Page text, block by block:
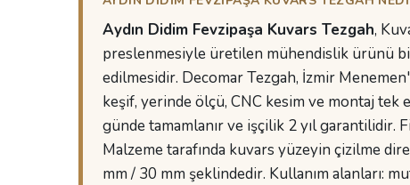
Aydın Didim Fevzipaşa Kuvars Tezgah,
preslenmesiyle üretilen mühendislik ürünü
edilmesidir. Decomar Tezgah, İzmir
keşif, yerinde ölçü, CNC kesim ve montaj tek
günde tamamlanır ve işçilik 2 yıl garantilidir.
Malzeme tarafında kuvars yüzeyin çizilme
mm / 30 mm şeklindedir. Kullanım alanları: